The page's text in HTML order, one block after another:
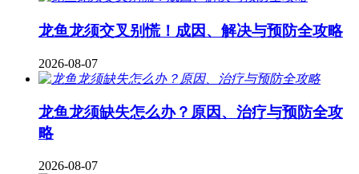
龙鱼龙须交叉别慌！成因、解决与预防全攻略
2026-08-07
龙鱼龙须缺失怎么办？原因、治疗与预防全攻
略
2026-08-07